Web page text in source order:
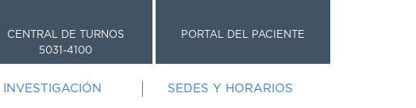
CENTRAL DE TURNOS
5031-4100
PORTAL DEL PACIENTE
INVESTIGACIÓN SEDES Y HORARIOS